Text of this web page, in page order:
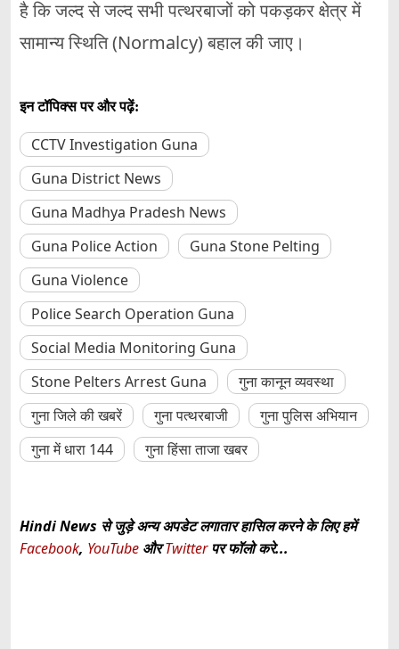
है कि जल्द से जल्द सभी पत्थरबाजों को पकड़कर क्षेत्र में
सामान्य स्थिति (Normalcy) बहाल की जाए।
इन टॉपिक्स पर और पढ़ें:
CCTV Investigation Guna
Guna District News
Guna Madhya Pradesh News
Guna Police Action
Guna Stone Pelting
Guna Violence
Police Search Operation Guna
Social Media Monitoring Guna
Stone Pelters Arrest Guna
गुना कानून व्यवस्था
गुना जिले की खबरें
गुना पत्थरबाजी
गुना पुलिस अभियान
गुना में धारा 144
गुना हिंसा ताजा खबर
Hindi News से जुड़े अन्य अपडेट लगातार हासिल करने के लिए हमें
Facebook, YouTube औरTwitterपर फॉलो करे...